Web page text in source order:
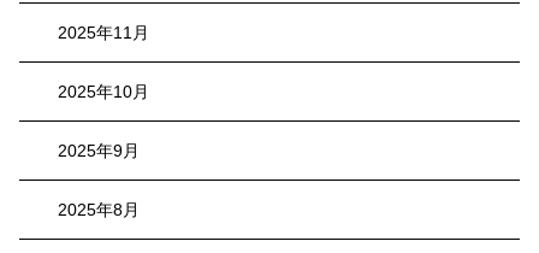
2025年11月
2025年10月
2025年9月
2025年8月